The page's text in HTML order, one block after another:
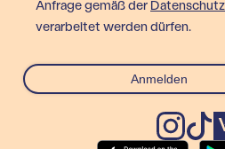
Anfrage gemäß der
verarbeitet werden dürfen.